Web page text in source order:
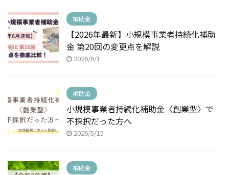
補助金
【2026年最新】小規模事業者持続化補助
金 第20回の変更点を解説
2026/6/1
補助金
小規模事業者持続化補助金〈創業型〉で
不採択だった方へ
2026/5/15
補助金